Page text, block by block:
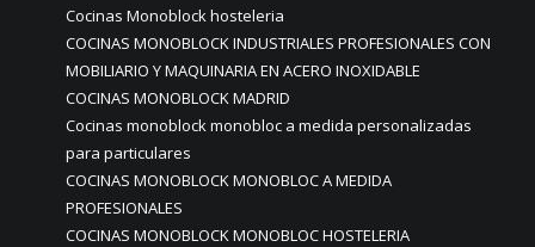
Cocinas Monoblock hosteleria
COCINAS MONOBLOCK INDUSTRIALES PROFESIONALES CON
MOBILIARIO Y MAQUINARIA EN ACERO INOXIDABLE
COCINAS MONOBLOCK MADRID
Cocinas monoblock monobloc a medida personalizadas
para particulares
COCINAS MONOBLOCK MONOBLOC A MEDIDA
PROFESIONALES
COCINAS MONOBLOCK MONOBLOC HOSTELERIA